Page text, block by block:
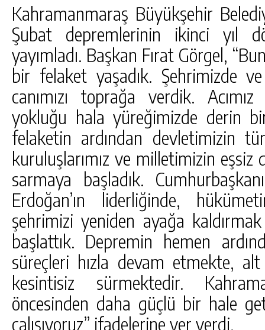
Kahramanmaraş Büyükşehir
Şubat depremlerinin ikinci yıl
yayımladı. Başkan Fırat Görgel,
bir felaket yaşadık. Şehrimizde
canımızı toprağa verdik.
yokluğu hala yüreğimizde derin
felaketin ardından devletimizin
kuruluşlarımız ve milletimizin eşsiz
sarmaya başladık.
Erdoğan’ın liderliğinde,
şehrimizi yeniden ayağa
başlattık. Depremin hemen
süreçleri hızla devam etmekte, alt
kesintisiz sürmektedir.
öncesinden daha güçlü bir hale
çalışıyoruz” ifadelerine yer verdi.
GÜNLÜK HABER AKIŞI
GÖKSUN HAFIZLIK KIZ KUR’AN KURSU
ÖĞRENCILERINE DARENDE GEZISI.